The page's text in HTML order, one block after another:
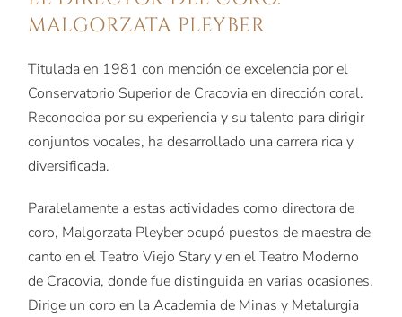
MALGORZATA PLEYBER
Titulada en 1981 con mención de excelencia por el
Conservatorio Superior de Cracovia en dirección coral.
Reconocida por su experiencia y su talento para dirigir
conjuntos vocales, ha desarrollado una carrera rica y
diversificada.
Paralelamente a estas actividades como directora de
coro, Malgorzata Pleyber ocupó puestos de maestra de
canto en el Teatro Viejo Stary y en el Teatro Moderno
de Cracovia, donde fue distinguida en varias ocasiones.
Dirige un coro en la Academia de Minas y Metalurgia